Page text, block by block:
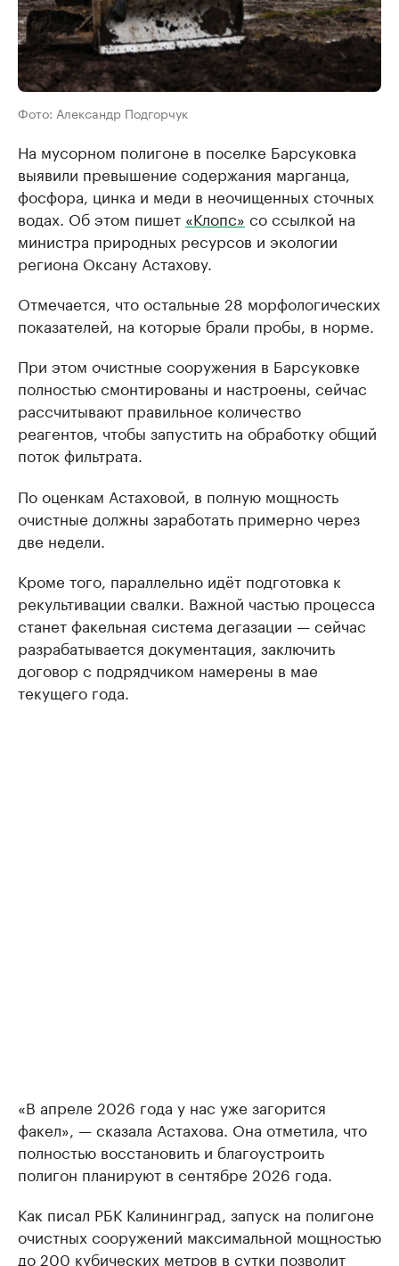
Фото: Александр Подгорчук
На мусорном полигоне в поселке Барсуковка
выявили превышение содержания марганца,
фосфора, цинка и меди в неочищенных сточных
водах. Об этом пишет «Клопс» со ссылкой на
министра природных ресурсов и экологии
региона Оксану Астахову.
Отмечается, что остальные 28 морфологических
показателей, на которые брали пробы, в норме.
При этом очистные сооружения в Барсуковке
полностью смонтированы и настроены, сейчас
рассчитывают правильное количество
реагентов, чтобы запустить на обработку общий
поток фильтрата.
По оценкам Астаховой, в полную мощность
очистные должны заработать примерно через
две недели.
Кроме того, параллельно идёт подготовка к
рекультивации свалки. Важной частью процесса
станет факельная система дегазации — сейчас
разрабатывается документация, заключить
договор с подрядчиком намерены в мае
текущего года.
«В апреле 2026 года у нас уже загорится
факел», — сказала Астахова. Она отметила, что
полностью восстановить и благоустроить
полигон планируют в сентябре 2026 года.
Как писал РБК Калининград, запуск на полигоне
очистных сооружений максимальной мощностью
до 200 кубических метров в сутки позволит